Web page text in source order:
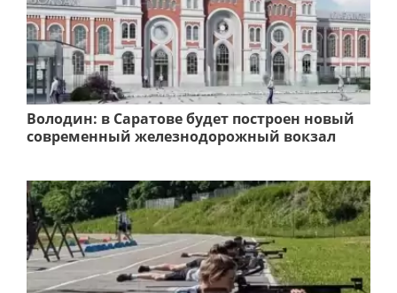
Володин: в Саратове будет построен новый
современный железнодорожный вокзал